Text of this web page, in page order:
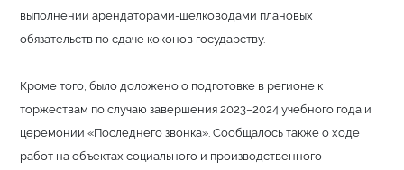
выполнении арендаторами-шелководами плановых
обязательств по сдаче коконов государству.
Кроме того, было доложено о подготовке в регионе к
торжествам по случаю завершения 2023–2024 учебного года и
церемонии «Последнего звонка». Сообщалось также о ходе
работ на объектах социального и производственного